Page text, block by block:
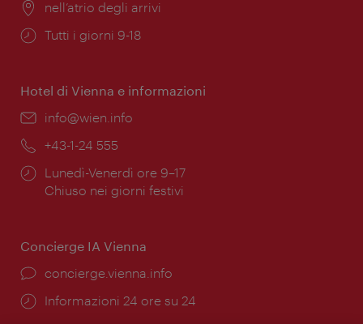
Posizione:
nell’atrio degli arrivi
Orari
Tutti i giorni 9-18
Hotel di Vienna e informazioni
Email:
info@wien.info
Telefono:
+43-1-24 555
Orari
di
Lunedì-Venerdì ore 9–17
Chiuso nei giorni festivi
Concierge IA Vienna
Ort:
concierge.vienna.info
Öffnungszeiten:
Informazioni 24 ore su 24